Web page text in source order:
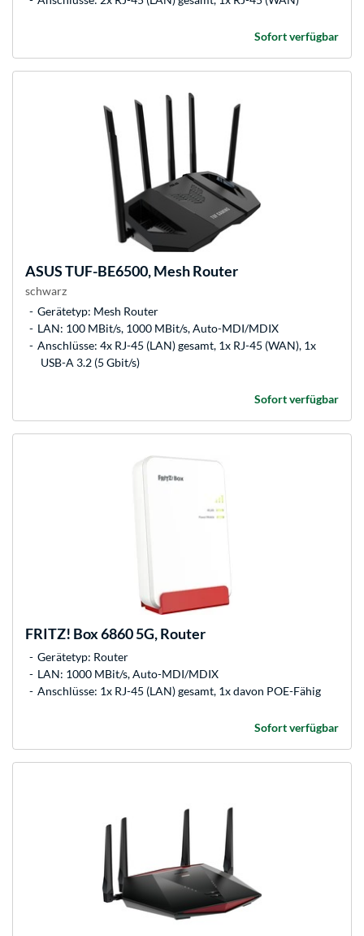
Sofort verfügbar
ASUSTUF-BE6500, Mesh Router
schwarz
Gerätetyp: Mesh Router
LAN: 100 MBit/s, 1000 MBit/s, Auto-MDI/MDIX
Anschlüsse: 4x RJ-45 (LAN) gesamt, 1x RJ-45 (WAN), 1x
USB-A 3.2 (5 Gbit/s)
Sofort verfügbar
FRITZ! Box 6860 5G, Router
Gerätetyp: Router
LAN: 1000 MBit/s, Auto-MDI/MDIX
Anschlüsse: 1x RJ-45 (LAN) gesamt, 1x davon POE-Fähig
Sofort verfügbar